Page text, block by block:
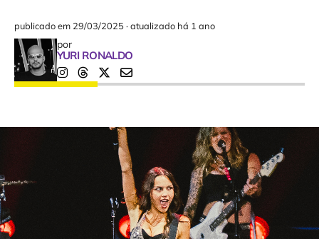
publicado em 29/03/2025 ·atualizado há 1 ano
por
YURI RONALDO